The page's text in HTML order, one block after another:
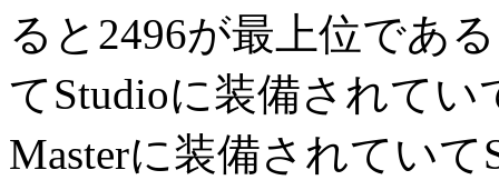
ると2496が最上位であ
てStudioに装備されてい
Masterに装備されてい